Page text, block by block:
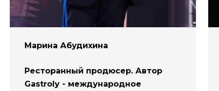
Марина Абудихина
Ресторанный продюсер. Автор
Gastroly - международное